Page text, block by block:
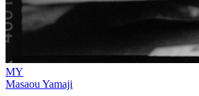
MY
Masaou Yamaji